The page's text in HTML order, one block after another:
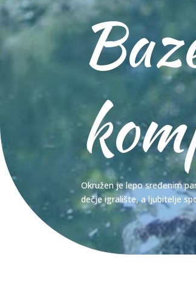
Okružen je lepo sređenim
dečje igralište, a ljubitelje